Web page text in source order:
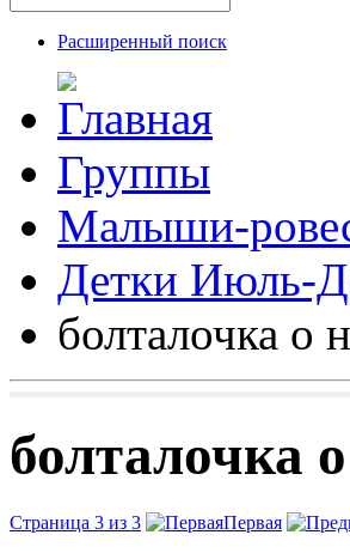
Расширенный поиск
Группы
Малыши-
Детки Июль-
болталочка
Страница 3 из 3 Первая